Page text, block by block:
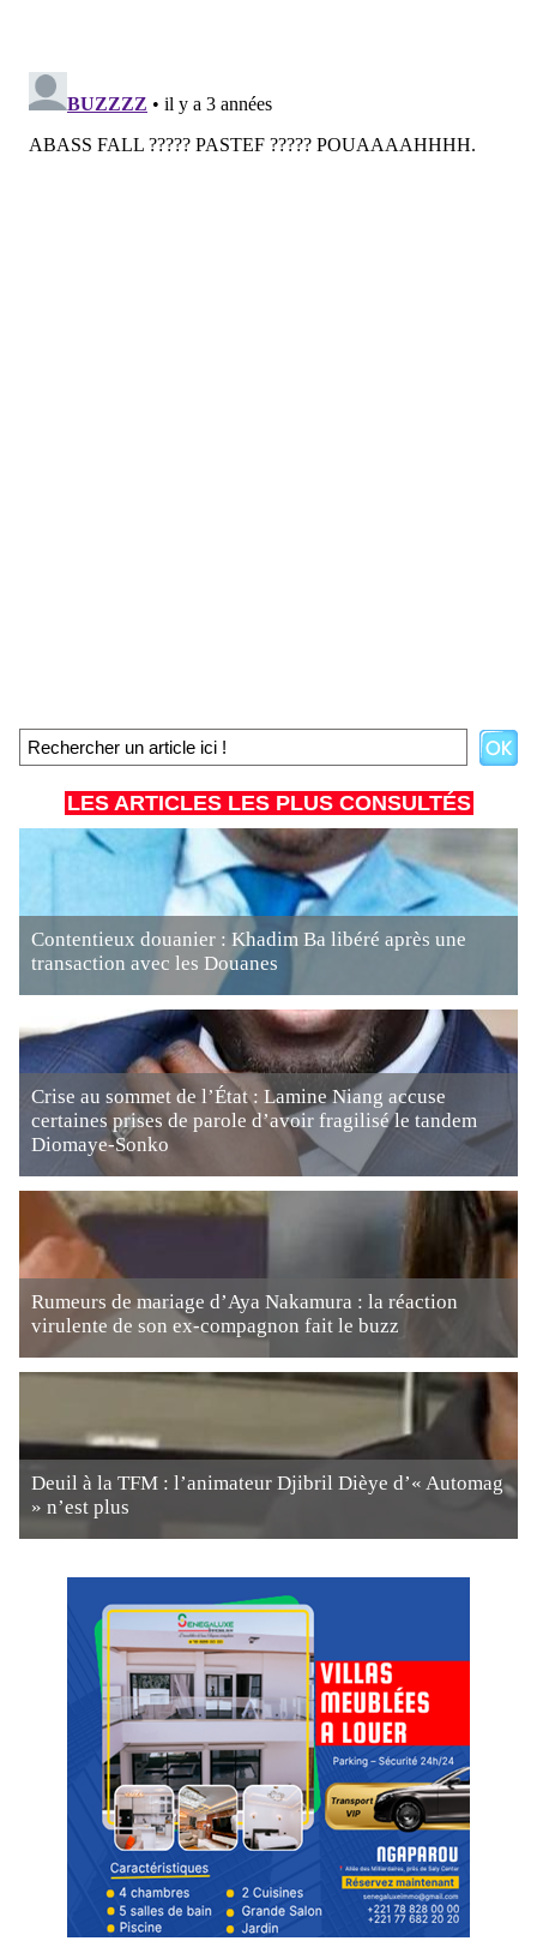
LES ARTICLES LES PLUS CONSULTÉS
Contentieux douanier : Khadim Ba libéré après une
transaction avec les Douanes
Crise au sommet de l’État : Lamine Niang accuse
certaines prises de parole d’avoir fragilisé le tandem
Diomaye-Sonko
Rumeurs de mariage d’Aya Nakamura : la réaction
virulente de son ex-compagnon fait le buzz
Deuil à la TFM : l’animateur Djibril Dièye d’« Automag
» n’est plus